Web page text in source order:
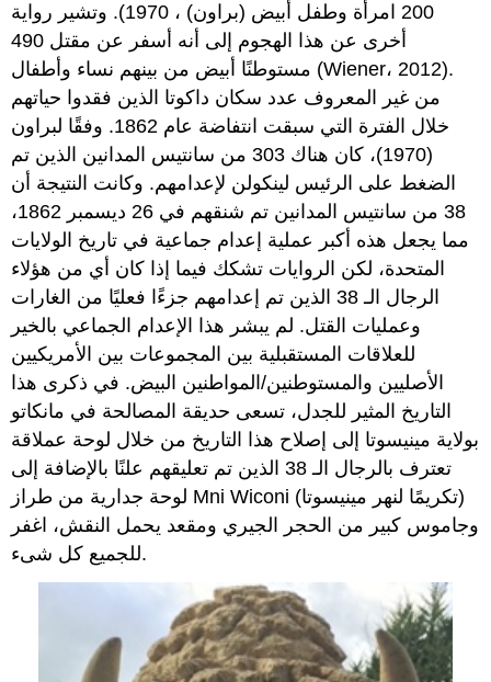
200 امرأة وطفل أبيض (براون) ، 1970). وتشير رواية
أخرى عن هذا الهجوم إلى أنه أسفر عن مقتل 490
مستوطنًا أبيض من بينهم نساء وأطفال (Wiener، 2012).
من غير المعروف عدد سكان داكوتا الذين فقدوا حياتهم
خلال الفترة التي سبقت انتفاضة عام 1862. وفقًا لبراون
(1970)، كان هناك 303 من سانتيس المدانين الذين تم
الضغط على الرئيس لينكولن لإعدامهم. وكانت النتيجة أن
38 من سانتيس المدانين تم شنقهم في 26 ديسمبر 1862،
مما يجعل هذه أكبر عملية إعدام جماعية في تاريخ الولايات
المتحدة، لكن الروايات تشكك فيما إذا كان أي من هؤلاء
الرجال الـ 38 الذين تم إعدامهم جزءًا فعليًا من الغارات
وعمليات القتل. لم يبشر هذا الإعدام الجماعي بالخير
للعلاقات المستقبلية بين المجموعات بين الأمريكيين
الأصليين والمستوطنين/المواطنين البيض. في ذكرى هذا
التاريخ المثير للجدل، تسعى حديقة المصالحة في مانكاتو
بولاية مينيسوتا إلى إصلاح هذا التاريخ من خلال لوحة عملاقة
تعترف بالرجال الـ 38 الذين تم تعليقهم علنًا بالإضافة إلى
لوحة جدارية من طراز Mni Wiconi (تكريمًا لنهر مينيسوتا)
وجاموس كبير من الحجر الجيري ومقعد يحمل النقش، اغفر
للجميع كل شىء.